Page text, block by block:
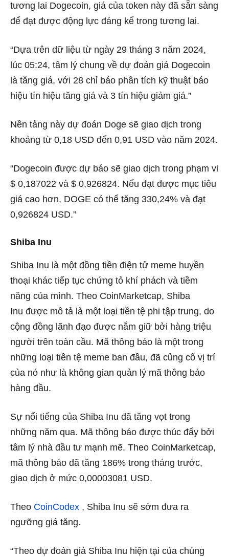
tương lai Dogecoin, giá của token này đã sẵn sàng
để đạt được động lực đáng kể trong tương lai.
“Dựa trên dữ liệu từ ngày 29 tháng 3 năm 2024,
lúc 05:24, tâm lý chung về dự đoán giá Dogecoin
là tăng giá, với 28 chỉ báo phân tích kỹ thuật báo
hiệu tín hiệu tăng giá và 3 tín hiệu giảm giá.”
Nền tảng này dự đoán Doge sẽ giao dịch trong
khoảng từ 0,18 USD đến 0,91 USD vào năm 2024.
“Dogecoin được dự báo sẽ giao dịch trong phạm vi
$ 0,187022 và $ 0,926824. Nếu đạt được mục tiêu
giá cao hơn, DOGE có thể tăng 330,24% và đạt
0,926824 USD.”
Shiba Inu
Shiba Inu là một đồng tiền điện tử meme huyền
thoại khác tiếp tục chứng tỏ khí phách và tiềm
năng của mình. Theo CoinMarketcap, Shiba
Inu được mô tả là một loại tiền tệ phi tập trung, do
cộng đồng lãnh đạo được nắm giữ bởi hàng triệu
người trên toàn cầu. Mã thông báo là một trong
những loại tiền tệ meme ban đầu, đã củng cố vị trí
của nó như là không gian quản lý mã thông báo
hàng đầu.
Sự nổi tiếng của Shiba Inu đã tăng vọt trong
những năm qua. Mã thông báo được thúc đẩy bởi
tâm lý nhà đầu tư mạnh mẽ. Theo CoinMarketcap,
mã thông báo đã tăng 186% trong tháng trước,
giao dịch ở mức 0,00003081 USD.
Theo CoinCodex , Shiba Inu sẽ sớm đưa ra
ngưỡng giá tăng.
“Theo dự đoán giá Shiba Inu hiện tại của chúng